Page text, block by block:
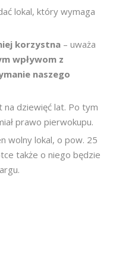
lokal, który wymaga
korzystna – uważa
wpływom z
naszego
dziewięć lat. Po tym
prawo pierwokupu.
wolny lokal, o pow. 25
także o niego będzie